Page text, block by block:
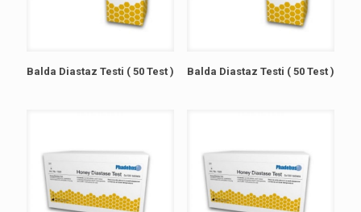
Balda Diastaz Testi ( 50 Test ) Balda Diastaz Testi ( 50 Test )